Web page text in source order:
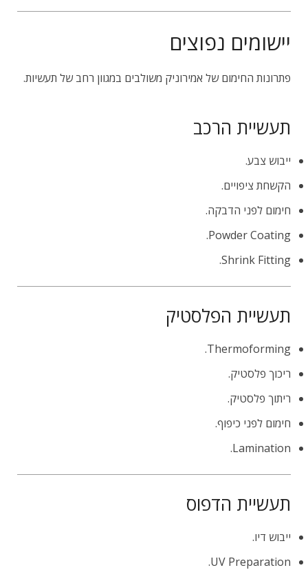
יישומים נפוצים
פתרונות החימום של אמירוניק משולבים במגוון רחב של תעשיות.
תעשיית הרכב
ייבוש צבע.
הקשחת ציפויים.
חימום לפני הדבקה.
Powder Coating.
Shrink Fitting.
תעשיית הפלסטיק
Thermoforming.
ריכוך פלסטיק.
ריתוך פלסטיק.
חימום לפני כיפוף.
Lamination.
תעשיית הדפוס
ייבוש דיו.
UV Preparation.